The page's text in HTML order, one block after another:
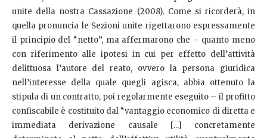
unite della nostra Cassazione (2008). Come si ricorderà, in
quella pronuncia le Sezioni unite rigettarono espressamente
il principio del “netto”, ma affermarono che – quanto meno
con riferimento alle ipotesi in cui per effetto dell’attività
delittuosa l’autore del reato, ovvero la persona giuridica
nell’interesse della quale quegli agisca, abbia ottenuto la
stipula di un contratto, poi regolarmente eseguito – il profitto
confiscabile è costituito dal “vantaggio economico di diretta e
immediata derivazione causale [...] concretamente